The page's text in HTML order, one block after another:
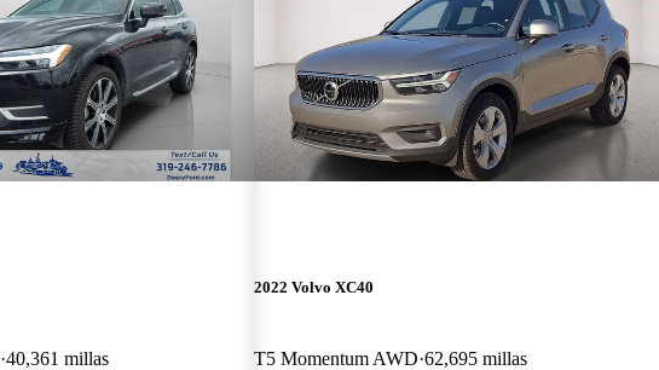
40,361 millas
2022 Volvo XC40
T5 Momentum AWD 62,695 millas